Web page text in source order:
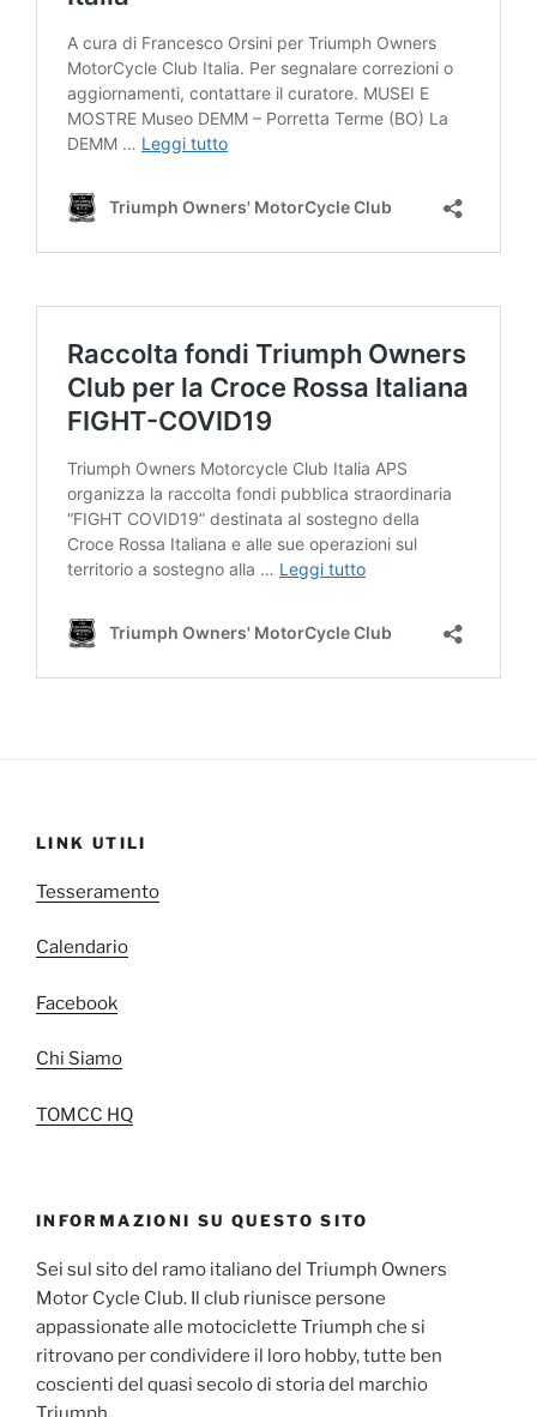
LINK UTILI
Tesseramento
Calendario
Facebook
Chi Siamo
TOMCC HQ
INFORMAZIONI SU QUESTO SITO
Sei sul sito del ramo italiano del Triumph Owners
Motor Cycle Club. Il club riunisce persone
appassionate alle motociclette Triumph che si
ritrovano per condividere il loro hobby, tutte ben
coscienti del quasi secolo di storia del marchio